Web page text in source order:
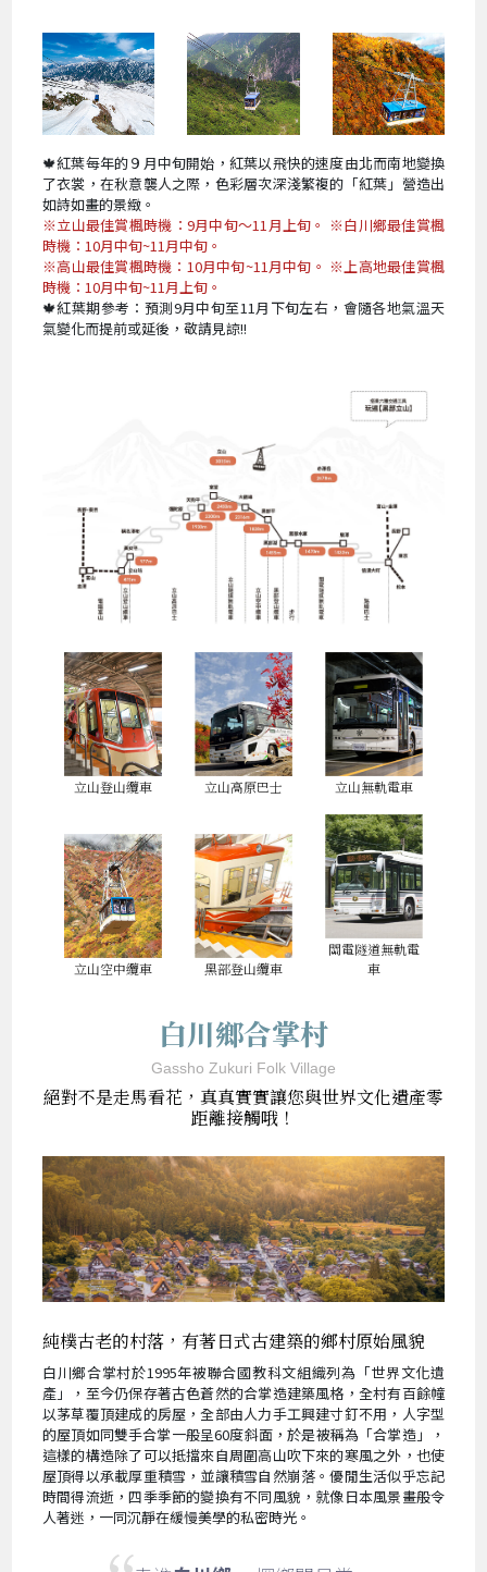
🍁紅葉每年的９月中旬開始，紅葉以飛快的速度由北而南地變換
了衣裳，在秋意襲人之際，色彩層次深淺繁複的「紅葉」營造出
如詩如畫的景緻。
※立山最佳賞楓時機：9月中旬～11月上旬。 ※白川鄉最佳賞楓
時機：10月中旬~11月中旬。
※高山最佳賞楓時機：10月中旬~11月中旬。 ※上高地最佳賞楓
時機：10月中旬~11月上旬。
🍁紅葉期參考：預測9月中旬至11月下旬左右，會隨各地氣溫天
氣變化而提前或延後，敬請見諒!!
立山登山纜車 立山高原巴士 立山無軌電車
立山空中纜車 黑部登山纜車
關電隧道無軌電
車
白川鄉合掌村
Gassho Zukuri Folk Village
絕對不是走馬看花，真真實實讓您與世界文化遺產零
距離接觸哦！
純樸古老的村落，有著日式古建築的鄉村原始風貌
白川鄉合掌村於1995年被聯合國教科文組織列為「世界文化遺
產」，至今仍保存著古色蒼然的合掌造建築風格，全村有百餘幢
以茅草覆頂建成的房屋，全部由人力手工興建寸釘不用，人字型
的屋頂如同雙手合掌一般呈60度斜面，於是被稱為「合掌造」，
這樣的構造除了可以抵擋來自周圍高山吹下來的寒風之外，也使
屋頂得以承載厚重積雪，並讓積雪自然崩落。優閒生活似乎忘記
時間得流逝，四季季節的變換有不同風貌，就像日本風景畫般令
人著迷，一同沉靜在緩慢美學的私密時光。